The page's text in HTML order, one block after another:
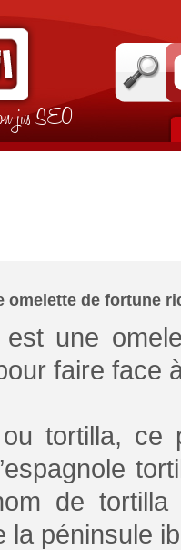
jus SEO
omelette de fortune
est une
faire face
ou tortilla,
de tortilla
la péninsule